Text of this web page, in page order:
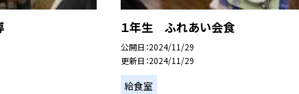
１年生 ふれあい会食
公開日 2024/11/29
更新日 2024/11/29
給食室